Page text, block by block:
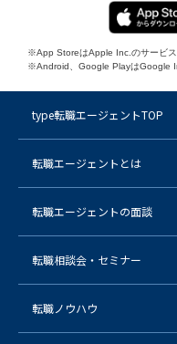
※App StoreはApple Inc.のサービス
※Android、Google PlayはGoogle
type転職エージェントTOP
転職エージェントとは
転職エージェントの面談
転職相談会・セミナー
転職ノウハウ